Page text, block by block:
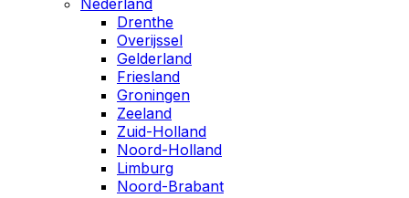
Drenthe
Overijssel
Gelderland
Friesland
Groningen
Zeeland
Zuid-Holland
Noord-Holland
Limburg
Noord-Brabant